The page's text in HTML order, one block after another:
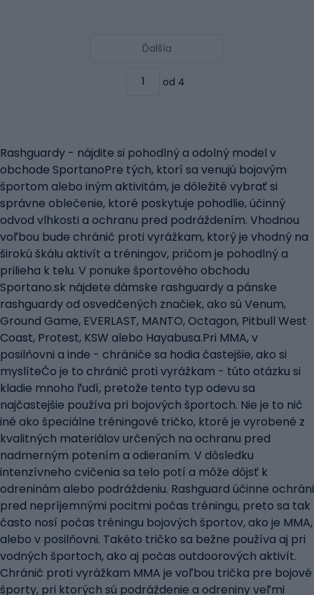
Ďalšia
od 4
Rashguardy - nájdite si pohodlný a odolný model v
obchode SportanoPre tých, ktorí sa venujú bojovým
športom alebo iným aktivitám, je dôležité vybrať si
správne oblečenie, ktoré poskytuje pohodlie, účinný
odvod vlhkosti a ochranu pred podráždením. Vhodnou
voľbou bude chránič proti vyrážkam, ktorý je vhodný na
širokú škálu aktivít a tréningov, pričom je pohodlný a
prilieha k telu. V ponuke športového obchodu
Sportano.sk nájdete dámske rashguardy a pánske
rashguardy od osvedčených značiek, ako sú Venum,
Ground Game, EVERLAST, MANTO, Octagon, Pitbull West
Coast, Protest, KSW alebo Hayabusa.Pri MMA, v
posilňovni a inde - chrániče sa hodia častejšie, ako si
myslíteČo je to chránič proti vyrážkam - túto otázku si
kladie mnoho ľudí, pretože tento typ odevu sa
najčastejšie používa pri bojových športoch. Nie je to nič
iné ako špeciálne tréningové tričko, ktoré je vyrobené z
kvalitných materiálov určených na ochranu pred
nadmerným potením a odieraním. V dôsledku
intenzívneho cvičenia sa telo potí a môže dôjsť k
odreninám alebo podráždeniu. Rashguard účinne ochráni
pred nepríjemnými pocitmi počas tréningu, preto sa tak
často nosí počas tréningu bojových športov, ako je MMA,
alebo v posilňovni. Takéto tričko sa bežne používa aj pri
vodných športoch, ako aj počas outdoorových aktivít.
Chránič proti vyrážkam MMA je voľbou trička pre bojové
športy, pri ktorých sú podráždenie a odreniny veľmi